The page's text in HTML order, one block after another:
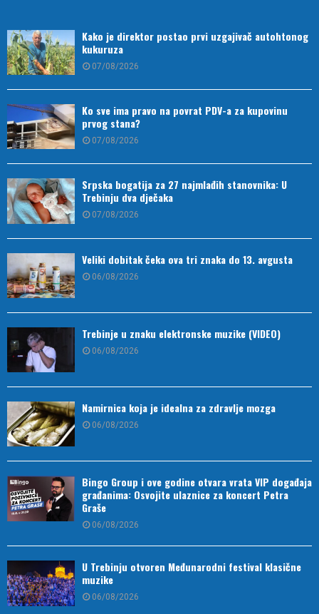
Kako je direktor postao prvi uzgajivač autohtonog
kukuruza
07/08/2026
Ko sve ima pravo na povrat PDV-a za kupovinu
prvog stana?
07/08/2026
Srpska bogatija za 27 najmlađih stanovnika: U
Trebinju dva dječaka
07/08/2026
Veliki dobitak čeka ova tri znaka do 13. avgusta
06/08/2026
Trebinje u znaku elektronske muzike (VIDEO)
06/08/2026
Namirnica koja je idealna za zdravlje mozga
06/08/2026
Bingo Group i ove godine otvara vrata VIP događaja
građanima: Osvojite ulaznice za koncert Petra
Graše
06/08/2026
U Trebinju otvoren Međunarodni festival klasične
muzike
06/08/2026